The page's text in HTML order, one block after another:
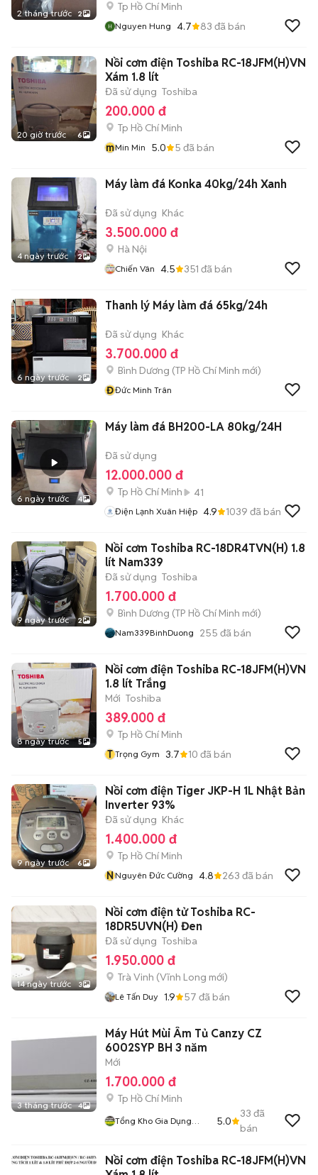
2 tháng trước 2
Tp Hồ Chí Minh
Nguyen Hung 4.7 83 đã bán
20 giờ trước 6
Nồi cơm điện Toshiba RC-18JFM(H)VN
Xám 1.8 lít
Đã sử dụng Toshiba
200.000 đ
Tp Hồ Chí Minh
mMin Min 5.0 5 đã bán
4 ngày trước 2
Máy làm đá Konka 40kg/24h Xanh
Đã sử dụng Khác
3.500.000 đ
Hà Nội
Chiến Vân 4.5 351 đã bán
6 ngày trước 2
Thanh lý Máy làm đá 65kg/24h
Đã sử dụng Khác
3.700.000 đ
Bình Dương (TP Hồ Chí Minh mới)
ĐĐức Minh Trân
6 ngày trước 4
Máy làm đá BH200-LA 80kg/24H
Đã sử dụng
12.000.000 đ
Tp Hồ Chí Minh 41
Điện Lạnh Xuân Hiệp 4.9 1039 đã bán
9 ngày trước 2
Nồi cơm Toshiba RC-18DR4TVN(H) 1.8
lít Nam339
Đã sử dụng Toshiba
1.700.000 đ
Bình Dương (TP Hồ Chí Minh mới)
Nam339BinhDuong 255 đã bán
8 ngày trước 5
Nồi cơm điện Toshiba RC-18JFM(H)VN
1.8 lít Trắng
Mới Toshiba
389.000 đ
Tp Hồ Chí Minh
T Trọng Gym 3.7 10 đã bán
9 ngày trước 6
Nồi cơm điện Tiger JKP-H 1L Nhật Bản
Inverter 93%
Đã sử dụng Khác
1.400.000 đ
Tp Hồ Chí Minh
NNguyên Đức Cường 4.8 263 đã bán
14 ngày trước 3
Nồi cơm điện tử Toshiba RC-
18DR5UVN(H) Đen
Đã sử dụng Toshiba
1.950.000 đ
Trà Vinh (Vĩnh Long mới)
Lê Tấn Duy 1.9 57 đã bán
3 tháng trước 4
Máy Hút Mùi Âm Tủ Canzy CZ
6002SYP BH 3 năm
Mới
1.700.000 đ
Tp Hồ Chí Minh
Tổng Kho Gia Dụng
5.0
33 đã
bán
Nồi cơm điện Toshiba RC-18JFM(H)VN